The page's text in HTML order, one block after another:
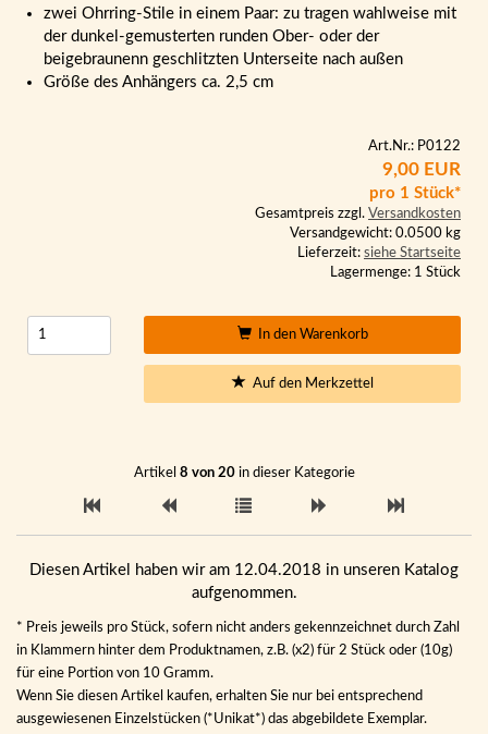
zwei Ohrring-Stile in einem Paar: zu tragen wahlweise mit
der dunkel-gemusterten runden Ober- oder der
beigebraunenn geschlitzten Unterseite nach außen
Größe des Anhängers ca. 2,5 cm
Art.Nr.: P0122
9,00 EUR
pro 1 Stück*
Gesamtpreis zzgl. Versandkosten
Versandgewicht: 0.0500 kg
Lieferzeit: siehe Startseite
Lagermenge: 1 Stück
In den Warenkorb
Auf den Merkzettel
Artikel 8 von 20in dieser Kategorie
Diesen Artikel haben wir am 12.04.2018 in unseren Katalog
aufgenommen.
* Preis jeweils pro Stück, sofern nicht anders gekennzeichnet durch Zahl
in Klammern hinter dem Produktnamen, z.B. (x2) für 2 Stück oder (10g)
für eine Portion von 10 Gramm.
Wenn Sie diesen Artikel kaufen, erhalten Sie nur bei entsprechend
ausgewiesenen Einzelstücken (*Unikat*) das abgebildete Exemplar.